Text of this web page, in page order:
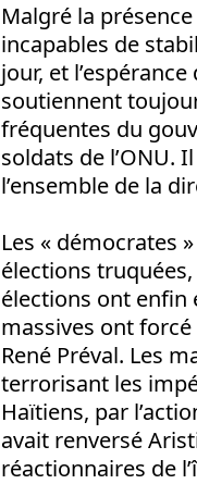
Malgré la
incapables de
jour, et
soutiennent
fréquentes du
soldats de l’ONU.
l’ensemble de la
Les « démocrates
élections
élections ont enfin
massives ont
René Préval. Les
terrorisant les
Haïtiens, par
avait renversé
réactionnaires de